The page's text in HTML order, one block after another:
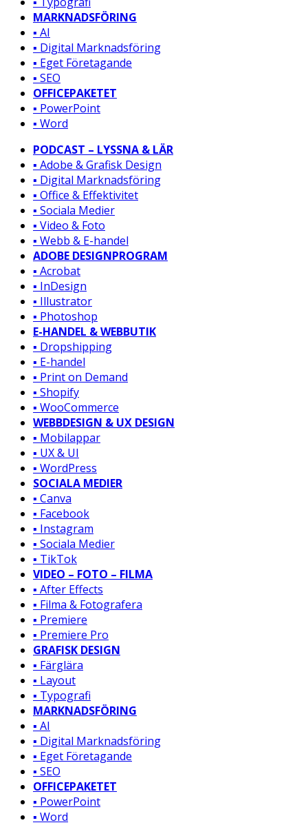
MARKNADSFÖRING
▪️ AI
▪️ Digital Marknadsföring
▪️ Eget Företagande
▪️ SEO
OFFICEPAKETET
▪️ PowerPoint
▪️ Word
PODCAST – LYSSNA & LÄR
▪️ Adobe & Grafisk Design
▪️ Digital Marknadsföring
▪️ Office & Effektivitet
▪️ Sociala Medier
▪️ Video & Foto
▪️ Webb & E-handel
ADOBE DESIGNPROGRAM
▪️ Acrobat
▪️ InDesign
▪️ Illustrator
▪️ Photoshop
E-HANDEL & WEBBUTIK
▪️ Dropshipping
▪️ E-handel
▪️ Print on Demand
▪️ Shopify
▪️ WooCommerce
WEBBDESIGN & UX DESIGN
▪️ Mobilappar
▪️ UX & UI
▪️ WordPress
SOCIALA MEDIER
▪️ Canva
▪️ Facebook
▪️ Instagram
▪️ Sociala Medier
▪️ TikTok
VIDEO – FOTO – FILMA
▪️ After Effects
▪️ Filma & Fotografera
▪️ Premiere
▪️ Premiere Pro
GRAFISK DESIGN
▪️ Färglära
▪️ Layout
▪️ Typografi
MARKNADSFÖRING
▪️ AI
▪️ Digital Marknadsföring
▪️ Eget Företagande
▪️ SEO
OFFICEPAKETET
▪️ PowerPoint
▪️ Word